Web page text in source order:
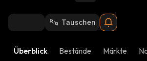
Tauschen
Überblick Bestände Märkte